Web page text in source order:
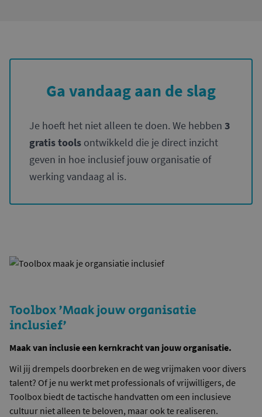
Ga vandaag aan de slag
Je hoeft het niet alleen te doen. We hebben 3
gratis tools ontwikkeld die je direct inzicht
geven in hoe inclusief jouw organisatie of
werking vandaag al is.
Toolbox 'Maak jouw organisatie
inclusief'
Maak van inclusie een kernkracht van jouw organisatie.
Wil jij drempels doorbreken en de weg vrijmaken voor divers
talent? Of je nu werkt met professionals of vrijwilligers, de
Toolbox biedt de tactische handvatten om een inclusieve
cultuur niet alleen te beloven, maar ook te realiseren.